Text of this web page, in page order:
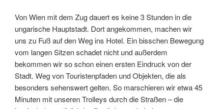
Von Wien mit dem Zug dauert es keine 3 Stunden in die
ungarische Hauptstadt. Dort angekommen, machen wir
uns zu Fuß auf den Weg ins Hotel. Ein bisschen Bewegung
vom langen Sitzen schadet nicht und außerdem
bekommen wir so schon einen ersten Eindruck von der
Stadt. Weg von Touristenpfaden und Objekten, die als
besonders sehenswert gelten. So marschieren wir etwa 45
Minuten mit unseren Trolleys durch die Straßen – die